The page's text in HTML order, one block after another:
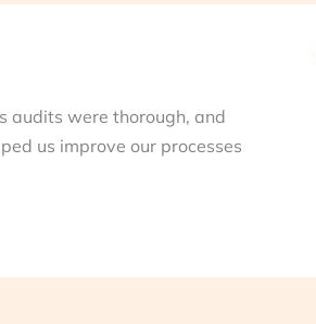
audits were thorough, and
us improve our processes